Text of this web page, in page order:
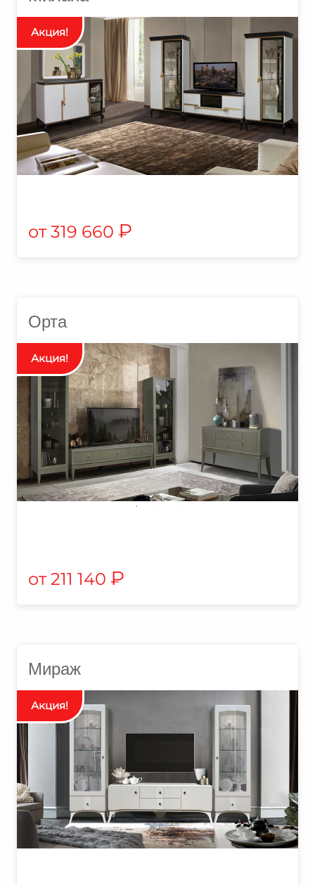
319 660 ₽
Орта
211 140 ₽
Мираж